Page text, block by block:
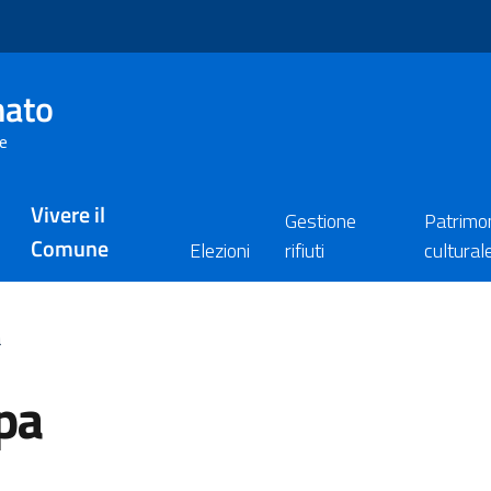
Vivere il
Comune
Elezioni
Gestione
rifiuti